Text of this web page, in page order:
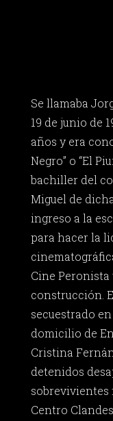
Se llamaba
19 de junio de
años y era
Negro” o “El
bachiller del
Miguel de
ingreso a la
para hacer la
Cine Peronista
construcción.
secuestrado
domicilio de
Cristina
detenidos
sobrevivientes
Centro